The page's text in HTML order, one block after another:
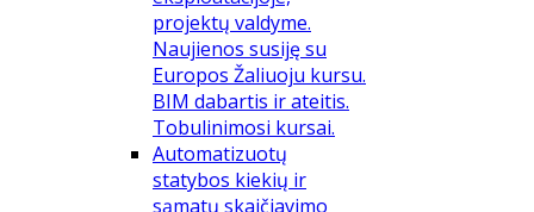
projektų valdyme.
Naujienos susiję su
Europos Žaliuoju kursu.
BIM dabartis ir ateitis.
Tobulinimosi kursai.
Automatizuotų
statybos kiekių ir
sąmatų skaičiavimo